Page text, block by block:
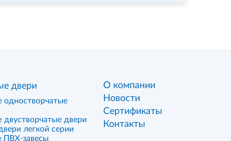
двери
одностворчатые
двустворчатые двери
легкой серии
ПВХ-завесы
О компании
Новости
Сертификаты
Контакты